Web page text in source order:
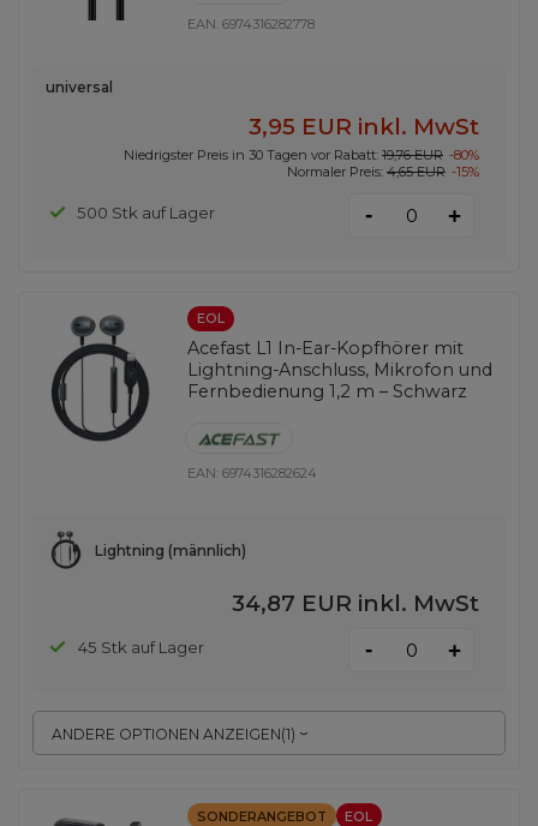
EAN:6974316282778
universal
3,95 EUR inkl. MwSt
Niedrigster Preis in 30 Tagen vor Rabatt: 19,76 EUR -80%
Normaler Preis: 4,65 EUR -15%
500 Stk auf Lager - +
EOL
Acefast L1 In-Ear-Kopfhörer mit
Lightning-Anschluss, Mikrofon und
Fernbedienung 1,2 m – Schwarz
EAN:6974316282624
ANDERE OPTIONEN ANZEIGEN(1)
Lightning (männlich)
34,87 EUR inkl. MwSt
45 Stk auf Lager - +
SONDERANGEBOT EOL